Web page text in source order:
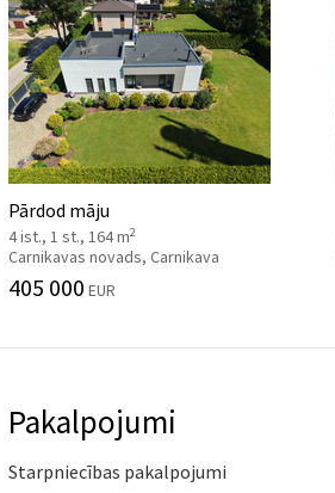
Pārdod māju
4 ist., 1 st., 164 m2
Carnikavas novads, Carnikava
405 000 EUR
Pakalpojumi
Starpniecības pakalpojumi